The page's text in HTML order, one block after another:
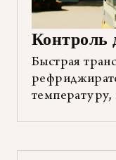
Контроль
Быстрая
температуру,